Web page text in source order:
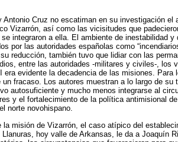
Antonio Cruz no escatiman en su investigación
Vizarrón, así como las vicisitudes que
integraron a ella. El ambiente de inestabilidad
por las autoridades españolas como
reducción, también tuvo que lidiar con las
entre las autoridades -militares y civiles-, los
era evidente la decadencia de las misiones.
fracaso. Los autores muestran a lo largo de
autosuficiente y mucho menos integrarse al
y el fortalecimiento de la política antimisional
norte novohispano.
la misión de Vizarrón, el caso atípico del
hoy valle de Arkansas, le da a Joaquín